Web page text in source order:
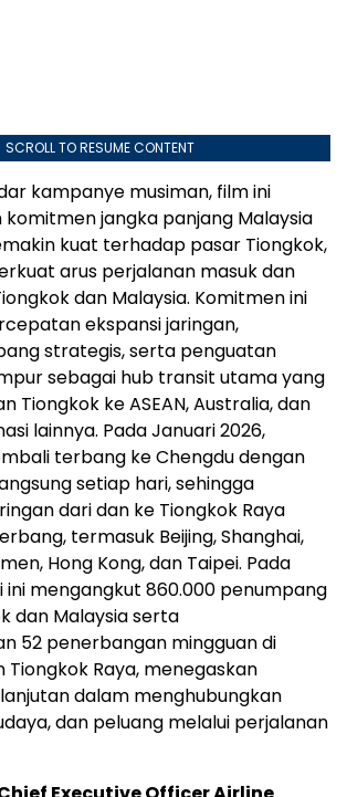
SCROLL TO RESUME CONTENT
kampanye musiman, film ini
jangka panjang Malaysia
kuat terhadap pasar Tiongkok,
arus perjalanan masuk dan
dan Malaysia. Komitmen ini
ekspansi jaringan,
strategis, serta penguatan
sebagai hub transit utama yang
Tiongkok ke ASEAN, Australia, dan
lainnya. Pada Januari 2026,
terbang ke Chengdu dengan
setiap hari, sehingga
dari dan ke Tiongkok Raya
termasuk Beijing, Shanghai,
Hong Kong, dan Taipei. Pada
ini mengangkut 860.000 penumpang
dan Malaysia serta
52 penerbangan mingguan di
Tiongkok Raya, menegaskan
dalam menghubungkan
dan peluang melalui perjalanan